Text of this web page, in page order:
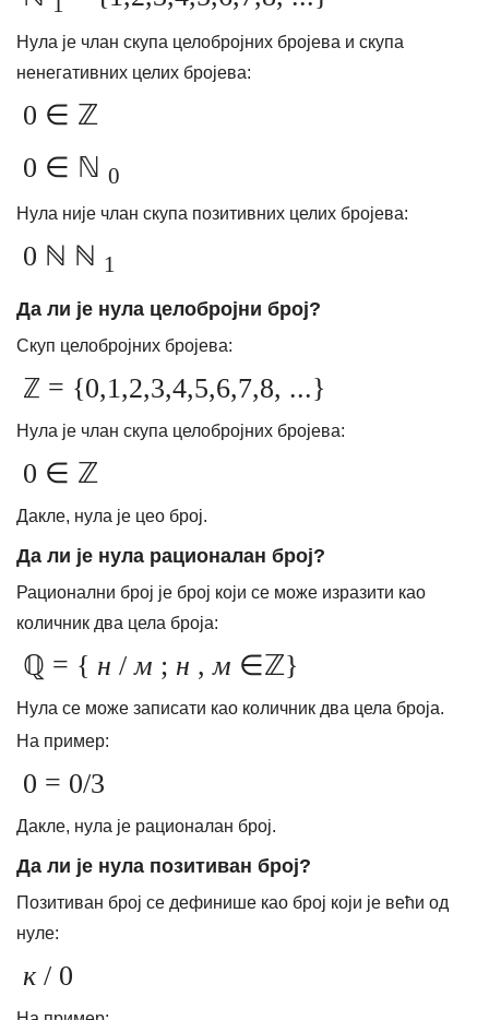
Нула је члан скупа целобројних бројева и скупа
ненегативних целих бројева:
0 ∈ ℤ
0 ∈ ℕ 0
Нула није члан скупа позитивних целих бројева:
0 ℕ ℕ 1
Да ли је нула целобројни број?
Скуп целобројних бројева:
ℤ = {0,1,2,3,4,5,6,7,8, ...}
Нула је члан скупа целобројних бројева:
0 ∈ ℤ
Дакле, нула је цео број.
Да ли је нула рационалан број?
Рационални број је број који се може изразити као
количник два цела броја:
ℚ = { н /м ; н ,м ∈ℤ}
Нула се може записати као количник два цела броја.
На пример:
0 = 0/3
Дакле, нула је рационалан број.
Да ли је нула позитиван број?
Позитиван број се дефинише као број који је већи од
нуле:
к/ 0